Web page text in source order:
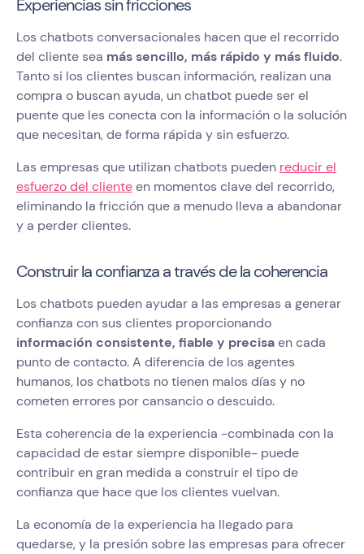
Experiencias sin fricciones
Los chatbots conversacionales hacen que el recorrido
del cliente sea más sencillo, más rápido y más fluido.
Tanto si los clientes buscan información, realizan una
compra o buscan ayuda, un chatbot puede ser el
puente que les conecta con la información o la solución
que necesitan, de forma rápida y sin esfuerzo.
Las empresas que utilizan chatbots pueden reducir el
esfuerzo del clienteen momentos clave del recorrido,
eliminando la fricción que a menudo lleva a abandonar
y a perder clientes.
Construir la confianza a través de la coherencia
Los chatbots pueden ayudar a las empresas a generar
confianza con sus clientes proporcionando
información consistente, fiable y precisaen cada
punto de contacto. A diferencia de los agentes
humanos, los chatbots no tienen malos días y no
cometen errores por cansancio o descuido.
Esta coherencia de la experiencia -combinada con la
capacidad de estar siempre disponible- puede
contribuir en gran medida a construir el tipo de
confianza que hace que los clientes vuelvan.
La economía de la experiencia ha llegado para
quedarse, y la presión sobre las empresas para ofrecer